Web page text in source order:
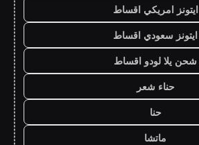
ايتونز امريكي اقساط
ايتونز سعودي اقساط
شحن يلا لودو اقساط
حناء شعر
حنا
ماتشا